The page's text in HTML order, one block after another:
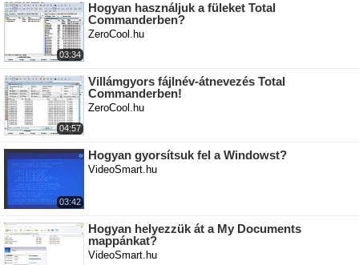
03:34
Hogyan használjuk a füleket Total
Commanderben?
ZeroCool.hu
04:57
Villámgyors fájlnév-átnevezés Total
Commanderben!
ZeroCool.hu
03:42
Hogyan gyorsítsuk fel a Windowst?
VideoSmart.hu
Hogyan helyezzük át a My Documents
mappánkat?
VideoSmart.hu